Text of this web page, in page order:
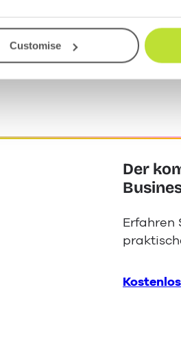
Customise
ein neues Interface
werden kann. Nutzer
nach (neuen) Kanälen
Der
Erfahren